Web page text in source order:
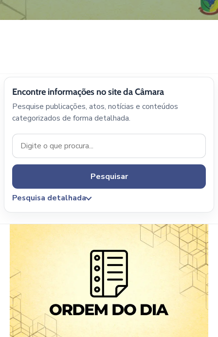
Encontre informações no site da Câmara
Pesquise publicações, atos, notícias e conteúdos
categorizados de forma detalhada.
Pesquisar
Pesquisa detalhada